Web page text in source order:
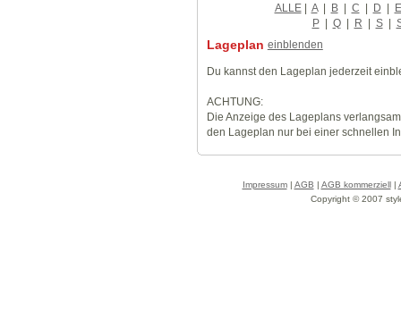
ALLE| A | B | C | D | E
P | Q | R | S |
Lageplan einblenden
Du kannst den Lageplan jederzeit
ACHTUNG:
Die Anzeige des Lageplans
den Lageplan nur bei einer schnellen
Impressum| AGB | AGB kommerziell|
Copyright © 2007